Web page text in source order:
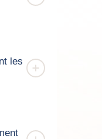
les